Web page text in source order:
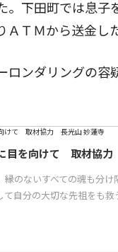
下田町では息子
ＴＭから送金し
ンダリングの容
目を向けて 取材協
縁のないすべての魂も分け
て自分の大切な先祖をも救